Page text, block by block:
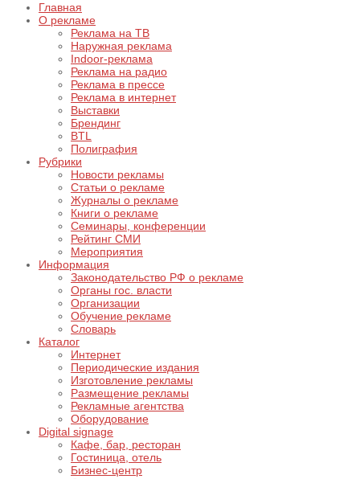
Главная
О рекламе
Реклама на ТВ
Наружная реклама
Indoor-реклама
Реклама на радио
Реклама в прессе
Реклама в интернет
Выставки
Брендинг
BTL
Полиграфия
Рубрики
Новости рекламы
Статьи о рекламе
Журналы о рекламе
Книги о рекламе
Семинары, конференции
Рейтинг СМИ
Мероприятия
Информация
Законодательство РФ о рекламе
Органы гос. власти
Организации
Обучение рекламе
Словарь
Каталог
Интернет
Периодические издания
Изготовление рекламы
Размещение рекламы
Рекламные агентства
Оборудование
Digital signage
Кафе, бар, ресторан
Гостиница, отель
Бизнес-центр